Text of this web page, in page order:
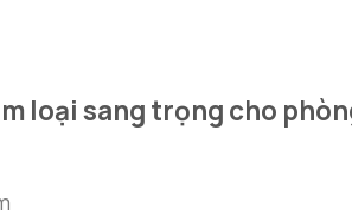
loại sang trọng cho